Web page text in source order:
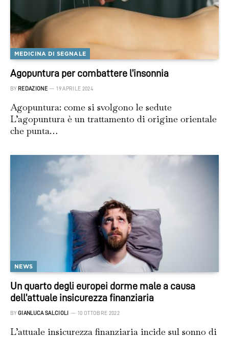
MEDICINA DI SEGNALE
Agopuntura per combattere l’insonnia
BY REDAZIONE 19 APRILE 2024
Agopuntura: come si svolgono le sedute
L’agopuntura è un trattamento di origine orientale
che punta…
NEWS
Un quarto degli europei dorme male a causa
dell’attuale insicurezza finanziaria
BY GIANLUCA SALCIOLI 10 OTTOBRE 2022
L’attuale insicurezza finanziaria incide sul sonno di